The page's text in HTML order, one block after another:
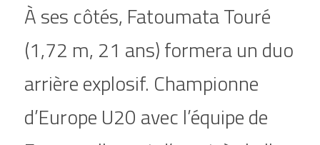
À ses côtés, Fatoumata Touré
(1,72 m, 21 ans) formera un duo
arrière explosif. Championne
d’Europe U20 avec l’équipe de